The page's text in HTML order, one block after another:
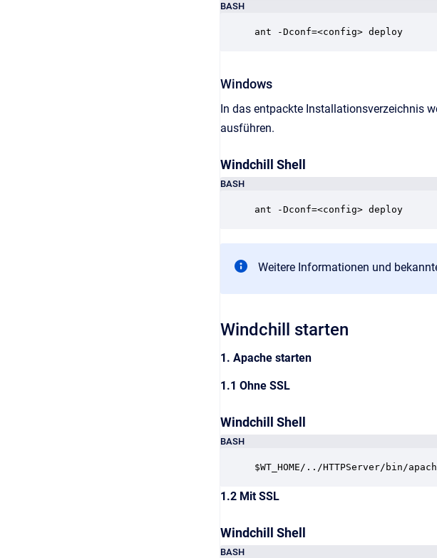
BASH
ant -Dconf=<config> deploy
Windows
In das entpackte Installationsverzeichnis
ausführen.
Windchill Shell
BASH
ant -Dconf=<config> deploy
Weitere Informationen und
Windchill starten
1. Apache starten
1.1 Ohne SSL
Windchill Shell
BASH
$WT_HOME/../HTTPServer/bin/
1.2 Mit SSL
Windchill Shell
BASH